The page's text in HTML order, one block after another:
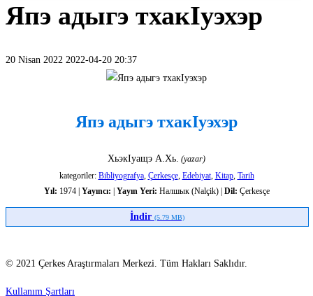
Япэ адыгэ тхакIуэхэр
20 Nisan 2022 2022-04-20 20:37
Япэ адыгэ тхакIуэхэр
ХьэкIуащэ А.Хь. (yazar)
kategoriler: Bibliyografya, Çerkesçe, Edebiyat, Kitap, Tarih
Yıl: 1974 | Yayıncı: Yayın Yeri: Налшык (Nalçik) | Dil: Çerkesçe
İndir (5.79 MB)
© 2021 Çerkes Araştırmaları Merkezi. Tüm Hakları Saklıdır.
Kullanım Şartları